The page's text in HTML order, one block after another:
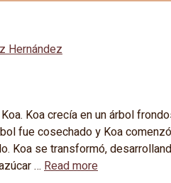
Hernández
Koa crecía en un árbol
fue cosechado y Koa
Koa se transformó,
… Read more